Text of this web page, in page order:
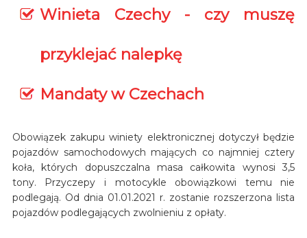
Winieta Czechy - czy muszę
przyklejać nalepkę
Mandaty w Czechach
Obowiązek zakupu winiety elektronicznej dotyczył będzie
pojazdów samochodowych mających co najmniej cztery
koła, których dopuszczalna masa całkowita wynosi 3,5
tony. Przyczepy i motocykle obowiązkowi temu nie
podlegają. Od dnia 01.01.2021 r. zostanie rozszerzona lista
pojazdów podlegających zwolnieniu z opłaty.